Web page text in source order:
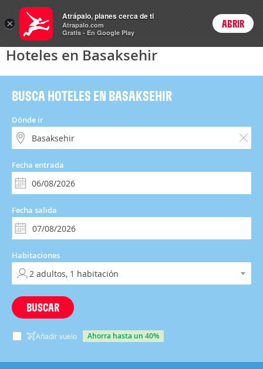
Hoteles Login
Hoteles en Basaksehir
BUSCA HOTELES EN BASAKSEHIR
Dónde ir
Fecha entrada
Fecha salida
Habitaciones
BUSCAR
Añadir vuelo ahorra hasta un 40%
×
Atrápalo, planes cerca de ti
Atrapalo.com
Gratis - En Google Play
ABRIR